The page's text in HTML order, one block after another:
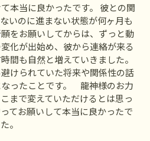
本当に良かったです。 彼との関
いのに進まない状態が何ヶ月も
をお願いしてからは、ずっと動
化が出始め、彼から連絡が来る
間も自然と増えていきました。
けられていた将来や関係性の話
ったことです。 龍神様のお力
まで変えていただけるとは思っ
てお願いして本当に良かったで
。